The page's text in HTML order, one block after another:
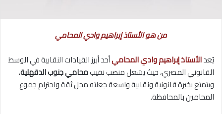
من هو الأستاذ إبراهيم وادي المحامي
يُعدالأستاذ إبراهيم وادي المحاميأحد أبرز القيادات النقابية في الوسط
القانوني المصري، حيث يشغل منصب نقيبمحامي جنوب الدقهلية،
ويتمتع بخبرة قانونية ونقابية واسعة جعلته محل ثقة واحترام جموع
المحامين بالمحافظة.